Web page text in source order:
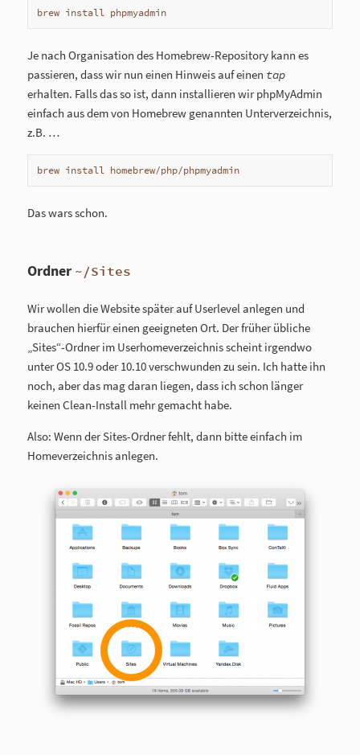
brew install phpmyadmin
Je nach Organisation des Homebrew-Repository kann es
passieren, dass wir nun einen Hinweis auf einen tap
erhalten. Falls das so ist, dann installieren wir phpMyAdmin
einfach aus dem von Homebrew genannten Unterverzeichnis,
z.B. …
brew install homebrew/php/phpmyadmin
Das wars schon.
Ordner ~/Sites
Wir wollen die Website später auf Userlevel anlegen und
brauchen hierfür einen geeigneten Ort. Der früher übliche
„Sites“-Ordner im Userhomeverzeichnis scheint irgendwo
unter OS 10.9 oder 10.10 verschwunden zu sein. Ich hatte ihn
noch, aber das mag daran liegen, dass ich schon länger
keinen Clean-Install mehr gemacht habe.
Also: Wenn der Sites-Ordner fehlt, dann bitte einfach im
Homeverzeichnis anlegen.